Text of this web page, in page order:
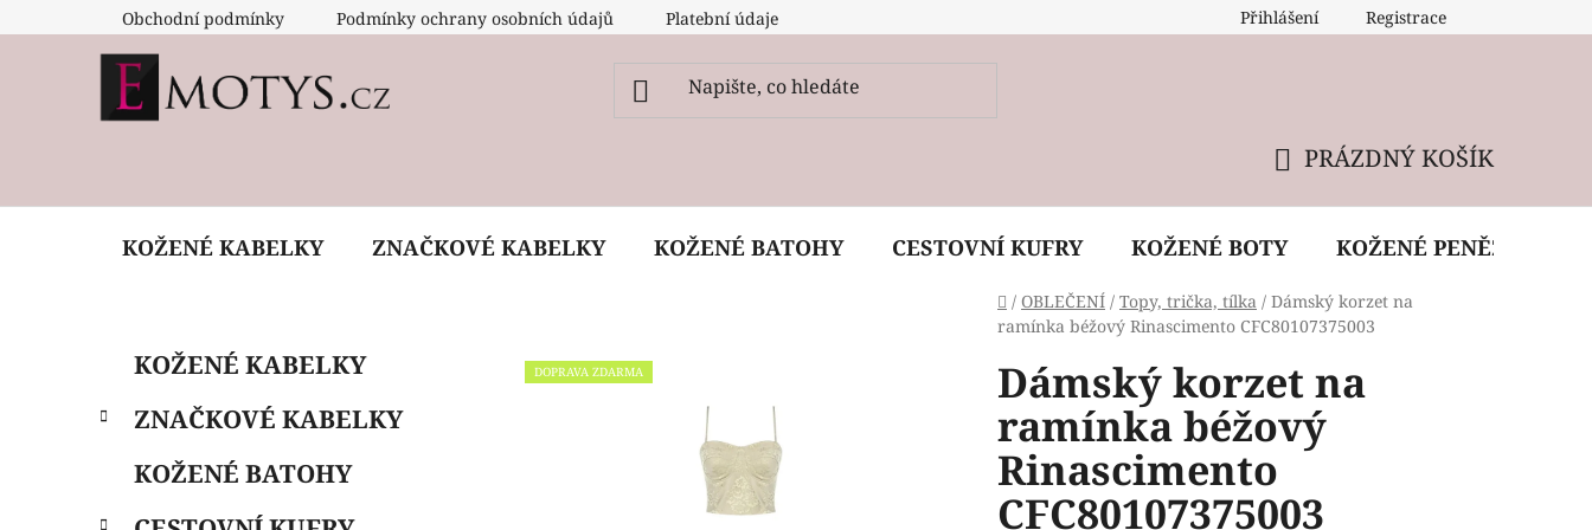
na
Obchodní podmínky Podmínky ochrany osobních údajů Platební údaje Reklamační podmínky
Přihlášení Registrace
KOŠÍK
PRÁZDNÝ KOŠÍK
KOŽENÉ KABELKY ZNAČKOVÉ KABELKY KOŽENÉ BATOHY CESTOVNÍ KUFRY KOŽENÉ BOTY KOŽENÉ PENĚŽENKY
Domů
/ OBLEČENÍ / Topy, trička, tílka / Dámský korzet na
ramínka béžový Rinascimento CFC80107375003
s
Přeskočit
kategorie
e
KOŽENÉ KABELKY
ZNAČKOVÉ KABELKY
KOŽENÉ BATOHY
Dámský korzet na
ramínka béžový
Rinascimento
CFC80107375003
DOPRAVA ZDARMA